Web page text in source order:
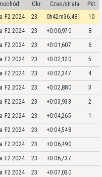
Okr. Czas/strata
Pkt.
F2 2024 23 0h42m36,481
10
F2 2024 23 +0:00,970
8
F2 2024 23 +0:01,607
6
F2 2024 23 +0:02,120
5
F2 2024 23 +0:02,347
4
F2 2024 23 +0:02,880
3
F2 2024 23 +0:03,933
2
F2 2024 23 +0:04,265
1
F2 2024 23
+0:04,548
F2 2024 23
+0:06,490
F2 2024 23
+0:06,737
F2 2024 23
+0:07,030